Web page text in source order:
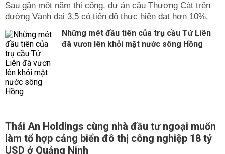
Sau gần một năm thi công, dự án cầu Thượng Cát trên
đường Vành đai 3,5 có tiến độ thực hiện đạt hơn 10%.
Những mét đầu tiên của trụ cầu Tứ Liên
đã vươn lên khỏi mặt nước sông Hồng
Thái An Holdings cùng nhà đầu tư ngoại muốn
làm tổ hợp cảng biển đô thị công nghiệp 18 tỷ
USD ở Quảng Ninh